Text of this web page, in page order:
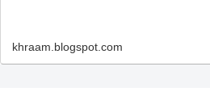
khraam.blogspot.com